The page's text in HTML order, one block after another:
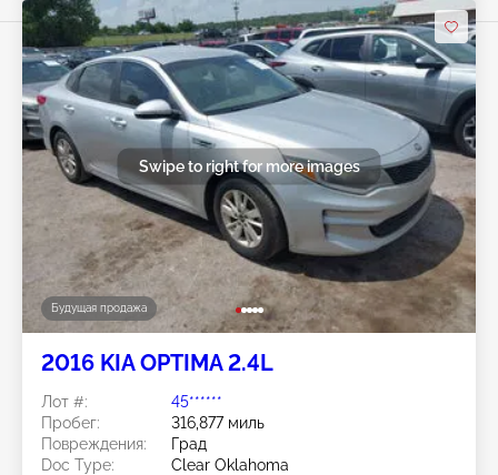
Будущая продажа
Swipe to right for more images
2016 KIA OPTIMA 2.4L
Лот #:
45******
Пробег:
316,877 миль
Повреждения:
Град
Doc Type:
Clear Oklahoma